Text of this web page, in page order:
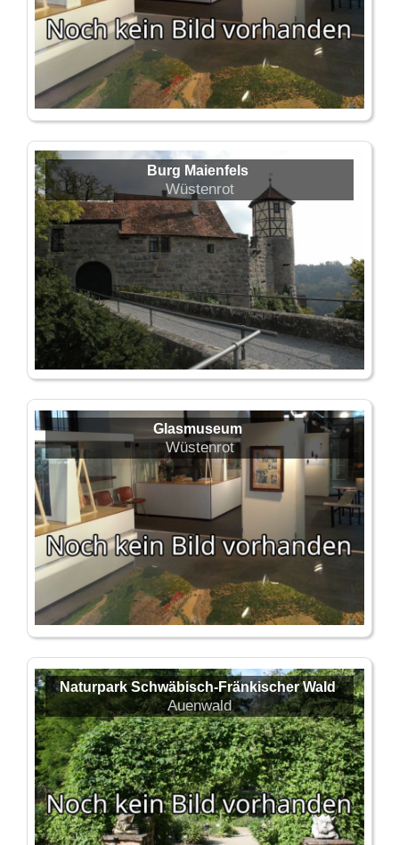
Burg Maienfels
Wüstenrot
Glasmuseum
Wüstenrot
Naturpark Schwäbisch-Fränkischer Wald
Auenwald